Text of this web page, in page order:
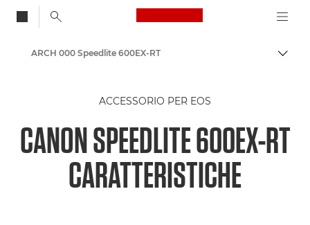
Canon Logo, back
ARCH 000 Speedlite 600EX-RT
ACCESSORIO PER EOS
CANON SPEEDLITE 600EX-RT
CARATTERISTICHE